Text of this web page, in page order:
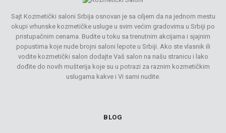
Sajt Kozmetički saloni Srbija osnovan je sa ciljem da na jednom mestu
okupi vrhunske kozmetičke usluge u svim većim gradovima u Srbiji po
pristupačnim cenama. Budite u toku sa trenutnim akcijama i sjajnim
popustima koje nude brojni saloni lepote u Srbiji. Ako ste vlasnik ili
vodite kozmetički salon dodajte Vaš salon na našu stranicu i lako
dođite do novih mušterija koje su u potrazi za raznim kozmetičkim
uslugama kakve i Vi sami nudite.
BLOG